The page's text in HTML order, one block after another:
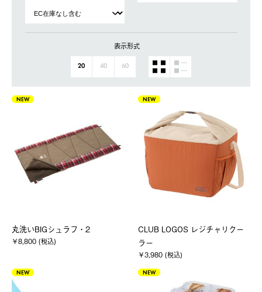
表示形式
20 40 60
NEW
丸洗いBIGシュラフ・2
￥8,800 (税込)
NEW
CLUB LOGOS レジチャリクー
ラー
￥3,980 (税込)
NEW NEW